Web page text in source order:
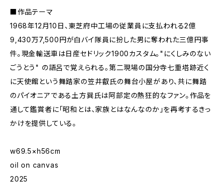
■作品テーマ
1968年12月10日、東芝府中工場の従業員に支払われる2億
9,430万7,500円が白バイ隊員に扮した男に奪われた三億円事
件。現金輸送車は日産セドリック1900カスタム。"にくしみのない
ごうとう" の語呂で覚えられる。第二現場の国分寺七重塔跡近く
に天使館という舞踏家の笠井叡氏の舞台小屋があり、共に舞踏
のパイオニアである土方巽氏は阿部定の熱狂的なファン。作品を
通して鑑賞者に「昭和とは、家族とはなんなのか」を再考するきっ
かけを提供している。
w69.5×h56cm
oil on canvas
2025